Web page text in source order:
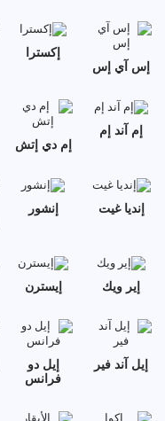
إس آي إس
إكسترا
إم آند إم
إم دي إتش
إنديا غيت
إنشور
إير ويك إيسترن
إيل آند فير
إيل دو
فرانس